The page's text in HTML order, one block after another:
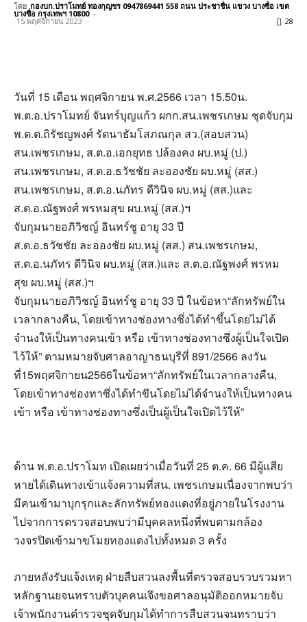
โดย กองบก.ปราโมทย์ ทองกุญชร 0947869441 558 ถนน ประชาชื่น แขวง บางซื่อ เขต
บางซื่อ กรุงเทพฯ 10800 -
15 พฤศจิกายน 2023 28
วันที่ 15 เดือน พฤศจิกายน พ.ศ.2566 เวลา 15.50น.
พ.ต.อ.ปราโมทย์ จันทร์บุญแก้ว ผกก.สน.เพชรเกษม ชุดจับกุม
พ.ต.ต.ถิรัชญพงศ์ รัตนาธัมโสภณกุล สว.(สอบสวน)
สน.เพชรเกษม, ส.ต.อ.เอกยุทธ ปล้องคง ผบ.หมู่ (ป.)
สน.เพชรเกษม, ส.ต.อ.ธวัชชัย ละอองชัย ผบ.หมู่ (สส.)
สน.เพชรเกษม, ส.ต.อ.นภัทร ดีวินิจ ผบ.หมู่ (สส.)และ
ส.ต.อ.ณัฐพงศ์ พรหมสุข ผบ.หมู่ (สส.)ฯ
จับกุมนายอภิวิชญ์ อินทร์ชู อายุ 33 ปี
ส.ต.อ.ธวัชชัย ละอองชัย ผบ.หมู่ (สส.) สน.เพชรเกษม,
ส.ต.อ.นภัทร ดีวินิจ ผบ.หมู่ (สส.)และ ส.ต.อ.ณัฐพงศ์ พรหม
สุข ผบ.หมู่ (สส.)ฯ
จับกุมนายอภิวิชญ์ อินทร์ชู อายุ 33 ปี ในข้อหา“ลักทรัพย์ใน
เวลากลางคืน, โดยเข้าทางช่องทางซึ่งได้ทำขึ้นโดยไม่ได้
จำนงให้เป็นทางคนเข้า หรือ เข้าทางช่องทางซึ่งผู้เป็นใจเปิด
ไว้ให้” ตามหมายจับศาลอาญาธนบุรีที่ 891/2566 ลงวัน
ที่15พฤศจิกายน2566ในข้อหา“ลักทรัพย์ในเวลากลางคืน,
โดยเข้าทางช่องทาซึ่งได้ทำขึนโดยไม่ได้จำนงให้เป็นทางคน
เข้า หรือ เข้าทางช่องทางซึ่งเป็นผู้เป็นใจเปิดไว้ให้”
ด้าน พ.ต.อ.ปราโมท เปิดเผยว่าเมื่อวันที่ 25 ต.ค. 66 มีผู้เเสีย
หายได้เดินทางเข้าแจ้งความที่สน. เพชรเกษมเนื่องจากพบว่า
มีคนเข้ามาบุกรุกและลักทรัพย์ทองแดงที่อยู่ภายในโรงงาน
ไปจากการตรวจสอบพบว่ามีบุคคลหนึ่งที่พบตามกล้อง
วงจรปิดเข้ามาขโมยทองแดงไปทั้งหมด 3 ครั้ง
ภายหลังรับแจ้งเหตุ ฝ่ายสืบสวนลงพื้นที่ตรวจสอบรวบรวมหา
หลักฐานยจนทราบตัวบุคคนเจึงขอศาลอนุมัติออกหมายจับ
เจ้าพนักงานตำรวจชุดจับกุมได้ทำการสืบสวนจนทราบว่า